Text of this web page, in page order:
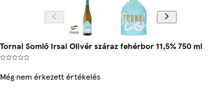
Tornai Somló Irsai Olivér száraz fehérbor 11,5% 750 ml
Még nem érkezett értékelés